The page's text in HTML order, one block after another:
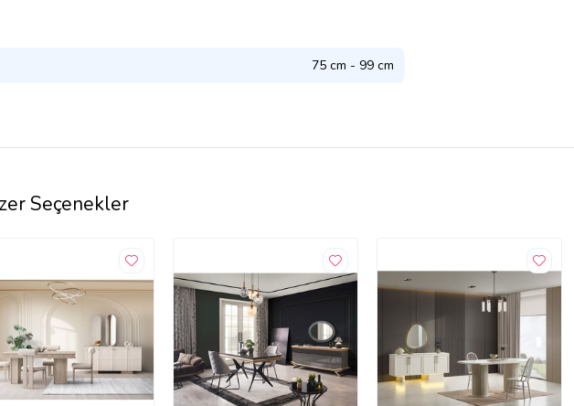
75 cm - 99 cm
Seçenekler